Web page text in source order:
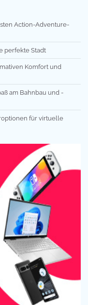
Action-Adventure-
perfekte Stadt
Komfort und
am Bahnbau und -
für virtuelle